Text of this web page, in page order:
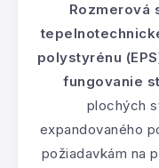
Rozmerová
polystyrénu
fungovanie
plochých
expandovaného
požiadavkám na